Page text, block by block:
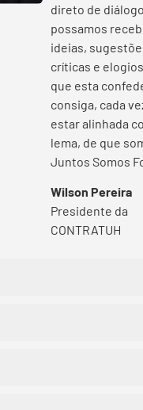
direto de
possamos
ideias,
críticas e
que esta
consiga, cada
estar alinhada
lema, de que
Juntos Somos
Wilson Pereira
Presidente da
CONTRATUH